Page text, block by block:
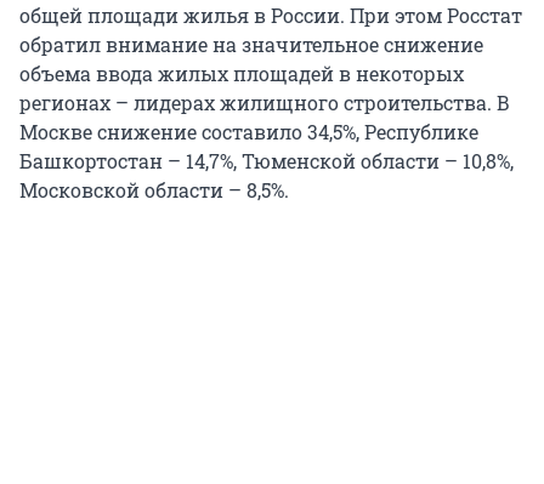
общей площади жилья в России. При этом Росстат
обратил внимание на значительное снижение
объема ввода жилых площадей в некоторых
регионах – лидерах жилищного строительства. В
Москве снижение составило 34,5%, Республике
Башкортостан – 14,7%, Тюменской области – 10,8%,
Московской области – 8,5%.